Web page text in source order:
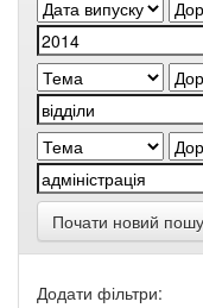
Почати новий
Додати фільтри: